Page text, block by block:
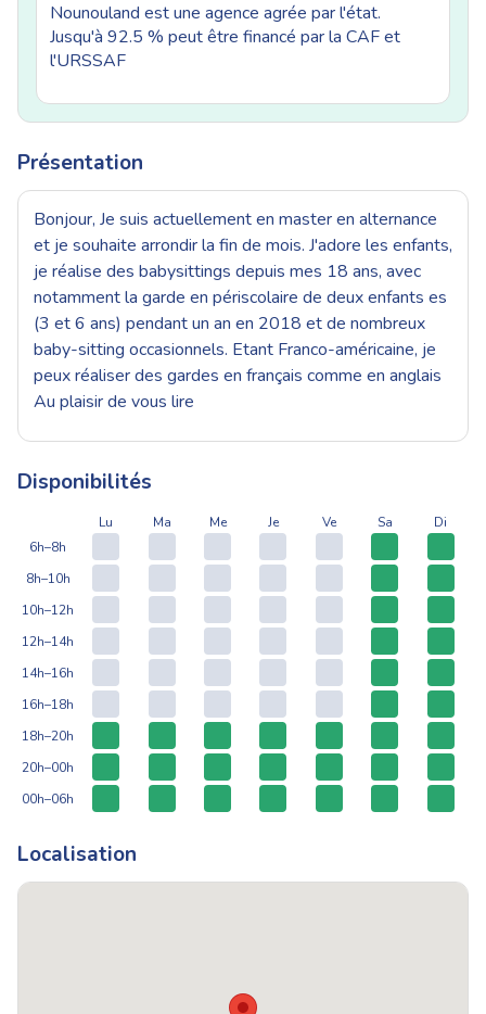
Nounouland est une agence agrée par l'état.
Jusqu'à 92.5 % peut être financé par la CAF et
l'URSSAF
Présentation
Bonjour, Je suis actuellement en master en alternance
et je souhaite arrondir la fin de mois. J'adore les enfants,
je réalise des babysittings depuis mes 18 ans, avec
notamment la garde en périscolaire de deux enfants es
(3 et 6 ans) pendant un an en 2018 et de nombreux
baby-sitting occasionnels. Etant Franco-américaine, je
peux réaliser des gardes en français comme en anglais
Au plaisir de vous lire
Disponibilités
Lu Ma Me Je Ve Sa
Di
6h–8h
8h–10h
10h–12h
12h–14h
14h–16h
16h–18h
18h–20h
20h–00h
00h–06h
Localisation